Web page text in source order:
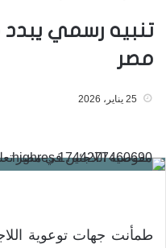
تنبيه رسمي
مصر
25 يناير، 2026
طمأنت جهات توعوية